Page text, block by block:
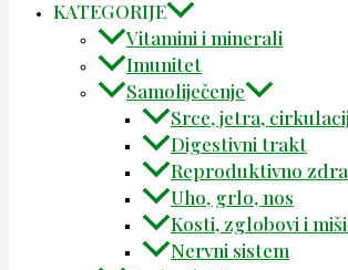
KATEGORIJE
Vitamini i minerali
Imunitet
Samoliječenje
Srce, jetra,
Digestivni trakt
Reproduktivno
Uho, grlo, nos
Kosti, zglobovi i
Nervni sistem